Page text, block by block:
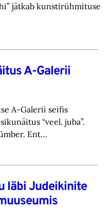
jätkab kunstirühmituse
A-Galerii
A-Galerii seifis
“veel. juba”.
Ent…
läbi Judeikinite